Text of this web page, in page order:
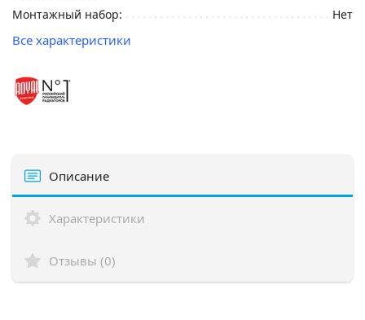
Монтажный набор: Нет
Все характеристики
Описание
Характеристики
Отзывы (0)